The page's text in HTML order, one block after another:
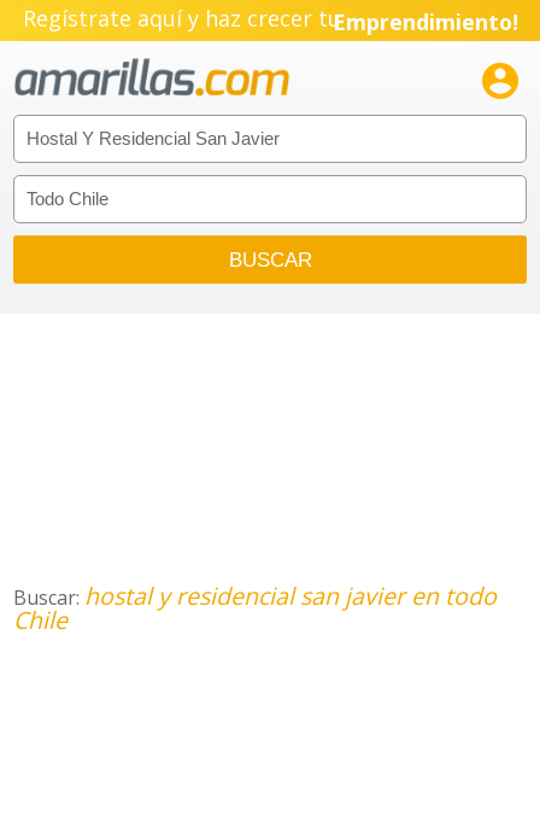
Regístrate aquí y haz crecer tuEmprendimiento!

Buscar: hostal y residencial san javier en todo
Chile